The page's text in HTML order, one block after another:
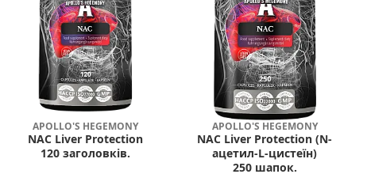
APOLLO'S HEGEMONY
NAC Liver Protection
120 заголовків.
APOLLO'S HEGEMONY
NAC Liver Protection (N-
ацетил-L-цистеїн)
250 шапок.